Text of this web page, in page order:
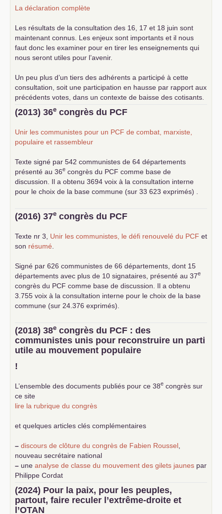
La déclaration complète
Les résultats de la consultation des 16, 17 et 18 juin sont
maintenant connus. Les enjeux sont importants et il nous
faut donc les examiner pour en tirer les enseignements qui
nous seront utiles pour l’avenir.
Un peu plus d’un tiers des adhérents a participé à cette
consultation, soit une participation en hausse par rapport aux
précédents votes, dans un contexte de baisse des cotisants.
... lire la suite
(2013) 36e congrès du PCF
Unir les communistes pour un PCF de combat, marxiste,
populaire et rassembleur
Texte signé par 542 communistes de 64 départements
présenté au 36e congrès du PCF comme base de
discussion. Il a obtenu 3694 voix à la consultation interne
pour le choix de la base commune (sur 33 623 exprimés) .
(2016) 37e congrès du PCF
Texte nr 3, Unir les communistes, le défi renouvelé du PCF et
son résumé
Signé par 626 communistes de 66 départements, dont 15
départements avec plus de 10 signataires, présenté au 37e
congrès du PCF comme base de discussion. Il a obtenu
3.755 voix à la consultation interne pour le choix de la base
commune (sur 24.376 exprimés).
(2018) 38e congrès du PCF : des
communistes unis pour reconstruire un parti
utile au mouvement populaire
!
L’ensemble des documents publiés pour ce 38e congrès sur
ce site
lire la rubrique du congrès
et quelques articles clés complémentaires
– discours de clôture du congrès de Fabien Roussel
nouveau secrétaire national
– une analyse de classe du mouvement des gilets jaunes par
Philippe Cordat
–
un texte de Jean-Claude Delaunay
le marxisme est la
science sociale de notre temps
–un appel proposé aux partis communistes et ouvrier
(2024) Pour la paix, pour les peuples,
partout, faire reculer l’extrême-droite et
l’OTAN